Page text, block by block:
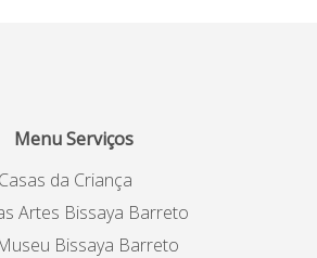
Menu Serviços
Casas da Criança
Artes Bissaya Barreto
Bissaya Barreto